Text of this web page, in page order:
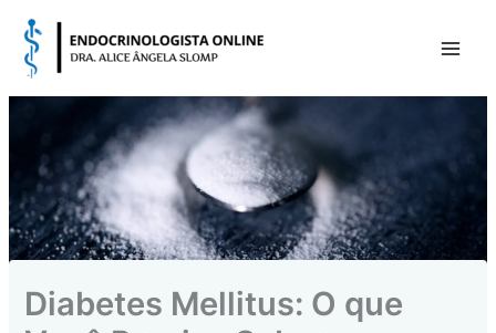
para
conteúdo
Diabetes Mellitus: O que